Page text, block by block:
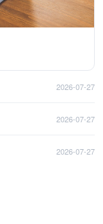
2026-07-27
2026-07-27
2026-07-27